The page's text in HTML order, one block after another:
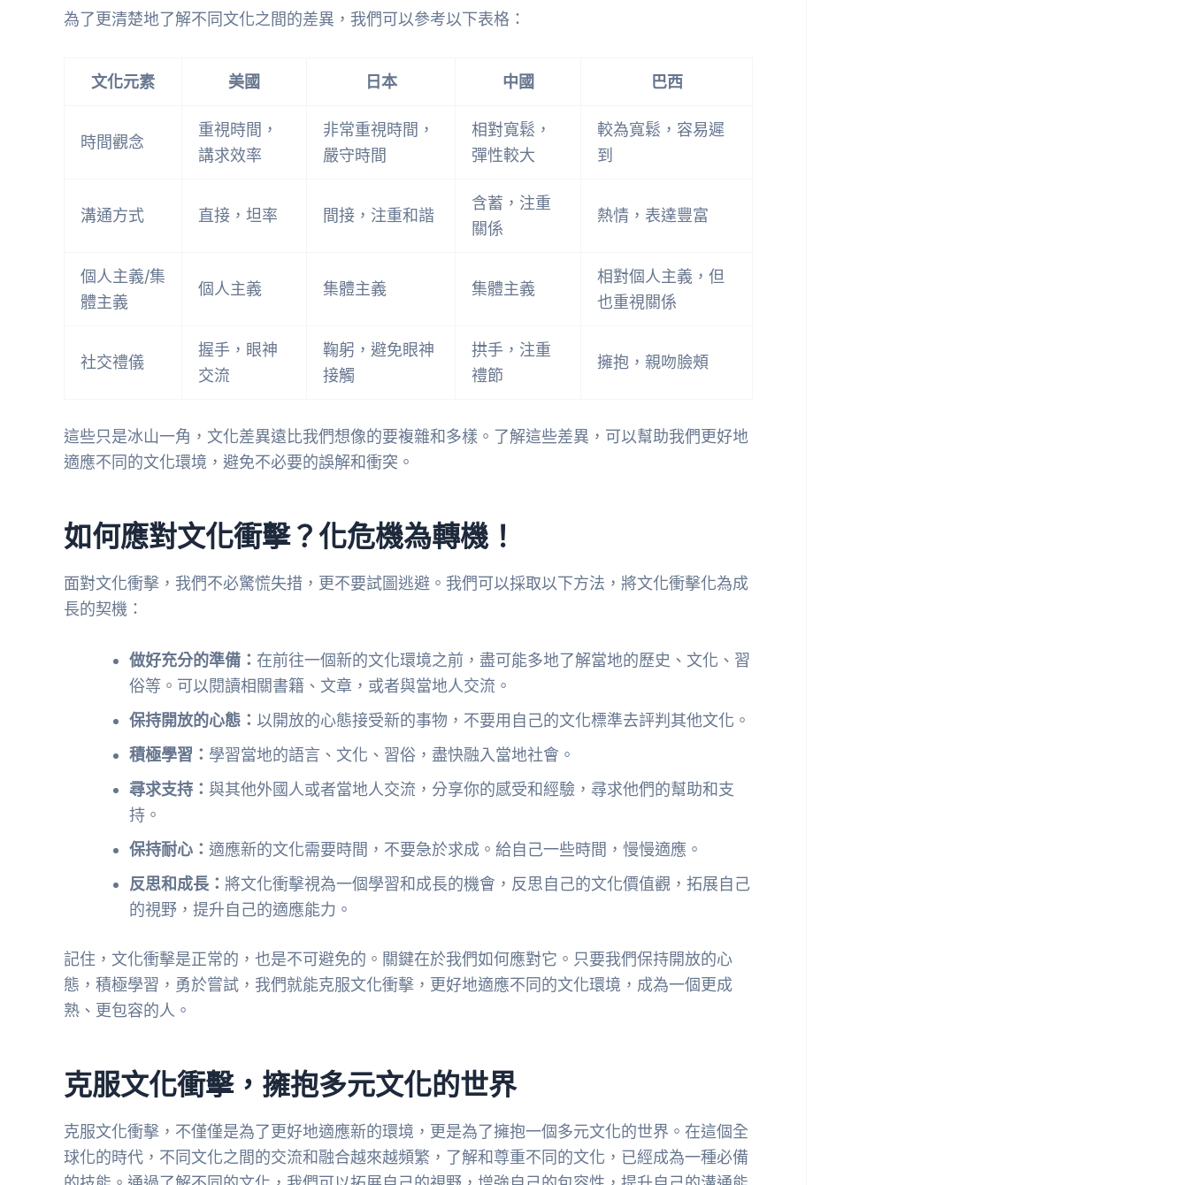
為了更清楚地了解不同文化之間的差異，我們可以參考以下表格：
文化元素 美國 日本 中國 巴西
時間觀念
重視時間，
講求效率
非常重視時間，
嚴守時間
相對寬鬆，
彈性較大
較為寬鬆，容易遲
到
溝通方式 直接，坦率 間接，注重和諧
含蓄，注重
關係
熱情，表達豐富
個人主義/集
體主義
個人主義 集體主義 集體主義
相對個人主義，但
也重視關係
社交禮儀
握手，眼神
交流
鞠躬，避免眼神
接觸
拱手，注重
禮節
擁抱，親吻臉頰
這些只是冰山一角，文化差異遠比我們想像的要複雜和多樣。了解這些差異，可以幫助我們更好地
適應不同的文化環境，避免不必要的誤解和衝突。
如何應對文化衝擊？化危機為轉機！
面對文化衝擊，我們不必驚慌失措，更不要試圖逃避。我們可以採取以下方法，將文化衝擊化為成
長的契機：
做好充分的準備： 在前往一個新的文化環境之前，盡可能多地了解當地的歷史、文化、習
俗等。可以閱讀相關書籍、文章，或者與當地人交流。
保持開放的心態： 以開放的心態接受新的事物，不要用自己的文化標準去評判其他文化。
積極學習： 學習當地的語言、文化、習俗，盡快融入當地社會。
尋求支持： 與其他外國人或者當地人交流，分享你的感受和經驗，尋求他們的幫助和支
持。
保持耐心： 適應新的文化需要時間，不要急於求成。給自己一些時間，慢慢適應。
反思和成長： 將文化衝擊視為一個學習和成長的機會，反思自己的文化價值觀，拓展自己
的視野，提升自己的適應能力。
記住，文化衝擊是正常的，也是不可避免的。關鍵在於我們如何應對它。只要我們保持開放的心
態，積極學習，勇於嘗試，我們就能克服文化衝擊，更好地適應不同的文化環境，成為一個更成
熟、更包容的人。
克服文化衝擊，擁抱多元文化的世界
克服文化衝擊，不僅僅是為了更好地適應新的環境，更是為了擁抱一個多元文化的世界。在這個全
球化的時代，不同文化之間的交流和融合越來越頻繁，了解和尊重不同的文化，已經成為一種必備